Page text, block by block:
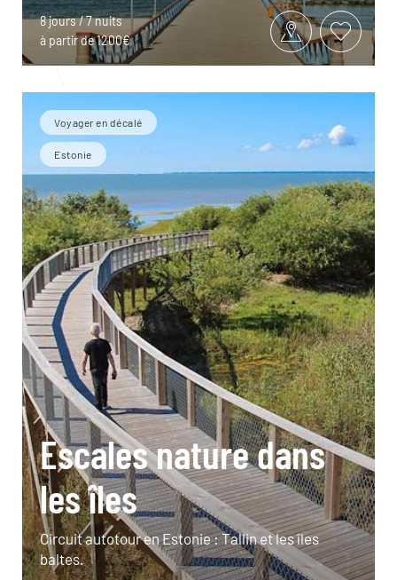
8 jours / 7 nuits
à partir de 1200€
Voyager en décalé
Estonie
Escales nature dans
les îles
Circuit autotour en Estonie : Tallin et les îles
baltes.